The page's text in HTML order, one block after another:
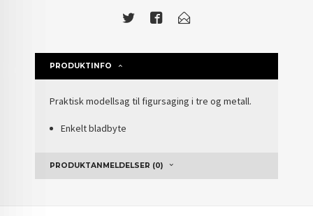
PRODUKTINFO
Praktisk modellsag til figursaging i tre og metall.
Enkelt bladbyte
PRODUKTANMELDELSER (0)